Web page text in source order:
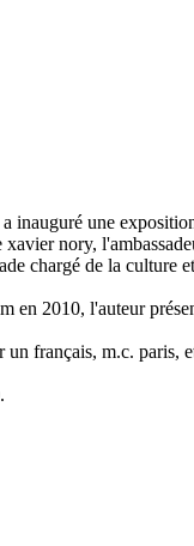
inauguré une
nory,
chargé de la culture
en 2010, l'auteur
français, m.c.